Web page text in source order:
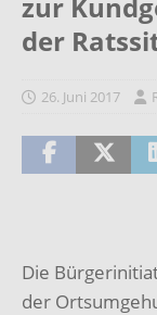
der
26. Juni 2017
Die
der